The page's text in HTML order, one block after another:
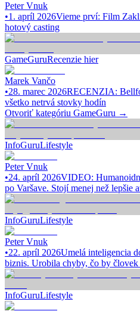
Peter Vnuk
•1. apríl 2026Vieme prví: Film
hotový casting
GameGuruRecenzie hier
Marek Vančo
•28. marec 2026RECENZIA:
všetko netrvá stovky hodín
Otvoriť kategóriu GameGuru →
InfoGuruLifestyle
Peter Vnuk
•24. apríl 2026VIDEO:
po Varšave. Stojí menej než lepšie
InfoGuruLifestyle
Peter Vnuk
•22. apríl 2026Umelá inteligencia
biznis. Urobila chyby, čo by človek
InfoGuruLifestyle